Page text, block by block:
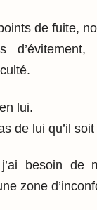
de fuite,
lui.
de lui qu’il
besoin de
zone